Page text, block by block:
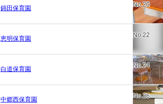
錦田保育園
No.20
恵明保育園
No.22
白道保育園
No.24
中郷西保育園
No.26